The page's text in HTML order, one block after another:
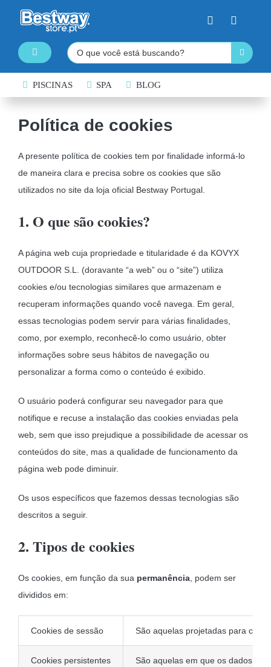
content
Toggle
PISCINAS DESMONTÁVEIS
CAIAQUES INSUFLÁVEIS
COLCHÕES INSUFLÁVEIS
MOBILIÁRIO INSUFLÁVEL
CAMPISMO
ACESSÓRIOS PARA PISCINAS
PEÇAS DE SUBSTITUIÇÃO PARA PISCINAS
Pesquisar
PISCINAS SPA BLOG
Política de cookies
A presente política de cookies tem por finalidade informá-lo
de maneira clara e precisa sobre os cookies que são
utilizados no site da loja oficial Bestway Portugal.
1. O que são cookies?
A página web cuja propriedade e titularidade é da KOVYX
OUTDOOR S.L. (doravante “a web” ou o “site”) utiliza
cookies e/ou tecnologias similares que armazenam e
recuperam informações quando você navega. Em geral,
essas tecnologias podem servir para várias finalidades,
como, por exemplo, reconhecê-lo como usuário, obter
informações sobre seus hábitos de navegação ou
personalizar a forma como o conteúdo é exibido.
O usuário poderá configurar seu navegador para que
notifique e recuse a instalação das cookies enviadas pela
web, sem que isso prejudique a possibilidade de acessar os
conteúdos do site, mas a qualidade de funcionamento da
página web pode diminuir.
Os usos específicos que fazemos dessas tecnologias são
descritos a seguir.
2. Tipos de cookies
Os cookies, em função da sua permanência, podem ser
divididos em:
Cookies de sessão São aquelas projetadas para
Cookies persistentes São aquelas em que os dados